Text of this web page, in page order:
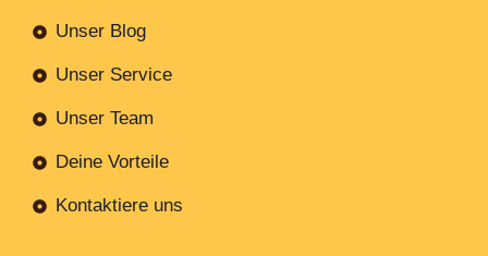
Unser Blog
Unser Service
Unser Team
Deine Vorteile
Kontaktiere uns